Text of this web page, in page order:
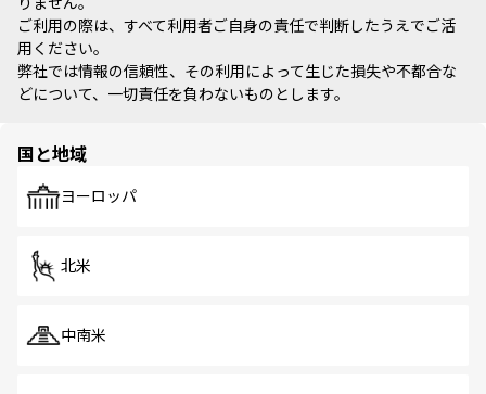
ご利用の際は、すべて利用者ご自身の責任で判断したうえでご活
用ください。
弊社では情報の信頼性、その利用によって生じた損失や不都合な
どについて、一切責任を負わないものとします。
国と地域
ヨーロッパ
北米
中南米